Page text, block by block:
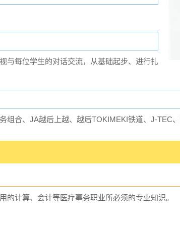
与每位学生的对话交流，从基础起步、进行扎
组合、JA越后上越、越后TOKIMEKI铁道、J-TEC
的计算、会计等医疗事务职业所必须的专业知识。